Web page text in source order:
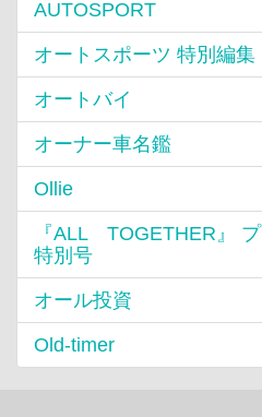
AUTOSPORT
オートスポーツ 特別編集
オートバイ
オーナー車名鑑
Ollie
『ALL TOGETHER』
特別号
オール投資
Old-timer